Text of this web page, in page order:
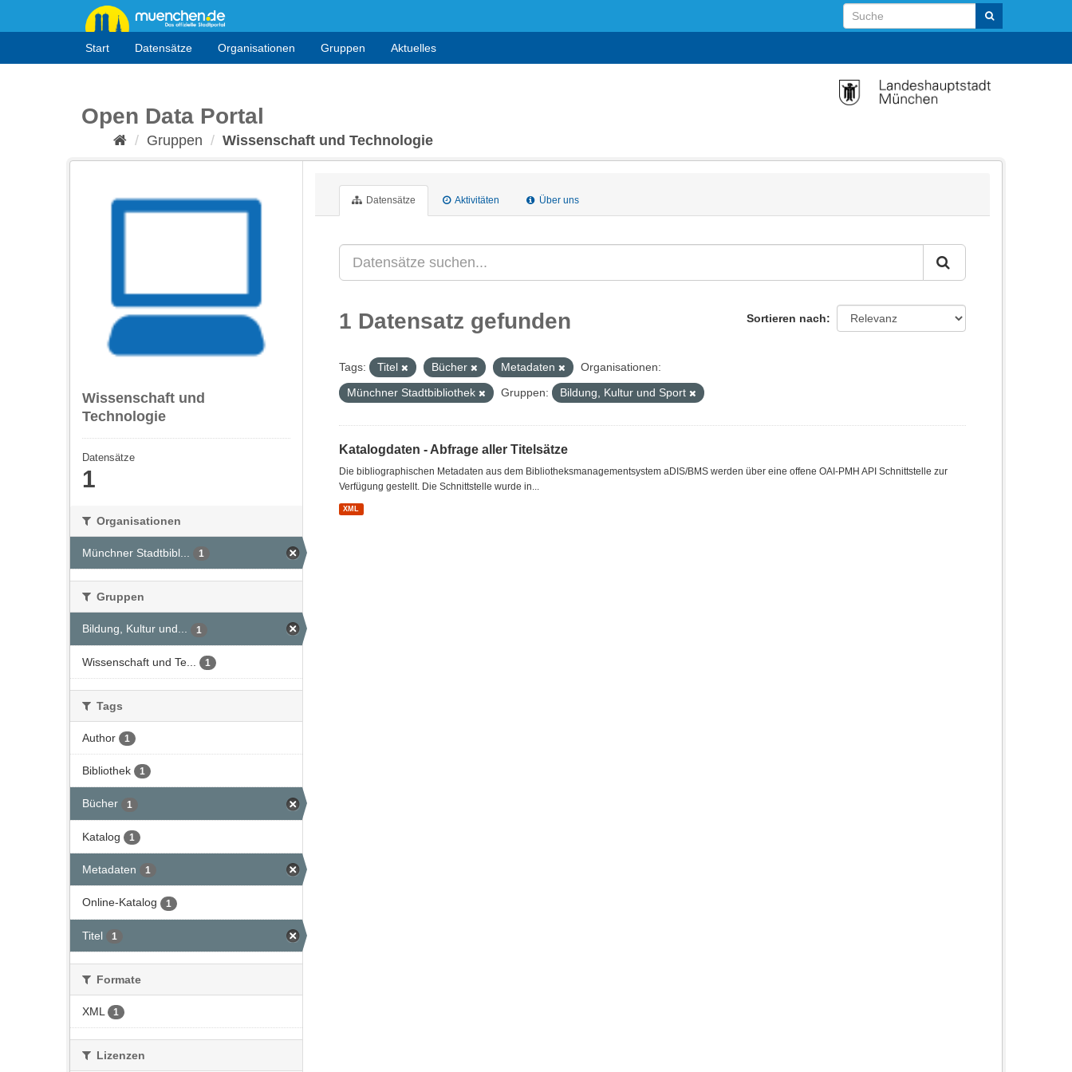
Start Datensätze Organisationen Gruppen Aktuelles
Open Data Portal
Gruppen Wissenschaft und Technologie
Wissenschaft und
Technologie
Datensätze
1
Organisationen
Münchner Stadtbibl... 1
Gruppen
Bildung, Kultur und... 1
Wissenschaft und Te... 1
Tags
Author 1
Bibliothek 1
Bücher 1
Katalog 1
Metadaten 1
Online-Katalog 1
Titel 1
Formate
XML 1
Lizenzen
Datensätze Aktivitäten Über uns
Sortieren nach
1 Datensatz gefunden
Tags: Titel Bücher Metadaten
Organisationen:
Münchner Stadtbibliothek
Gruppen: Bildung, Kultur und Sport
Katalogdaten - Abfrage aller Titelsätze
Die bibliographischen Metadaten aus dem Bibliotheksmanagementsystem aDIS/BMS werden über eine offene OAI-PMH API Schnittstelle zur
Verfügung gestellt. Die Schnittstelle wurde in...
XML